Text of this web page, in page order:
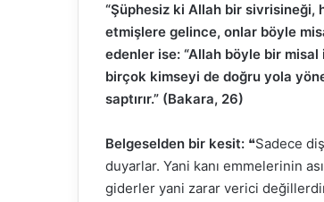
“Şüphesiz ki Allah bir sivrisineği,
etmişlere gelince, onlar böyle
edenler ise: “Allah böyle bir
birçok kimseyi de doğru yola
saptırır.” (Bakara, 26)
Belgeselden bir kesit: ❝Sadece
duyarlar. Yani kanı emmelerinin
giderler yani zarar verici